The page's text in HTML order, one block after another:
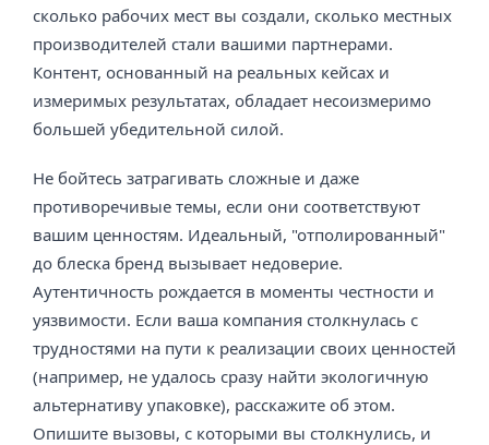
сколько рабочих мест вы создали, сколько местных
производителей стали вашими партнерами.
Контент, основанный на реальных кейсах и
измеримых результатах, обладает несоизмеримо
большей убедительной силой.
Не бойтесь затрагивать сложные и даже
противоречивые темы, если они соответствуют
вашим ценностям. Идеальный, "отполированный"
до блеска бренд вызывает недоверие.
Аутентичность рождается в моменты честности и
уязвимости. Если ваша компания столкнулась с
трудностями на пути к реализации своих ценностей
(например, не удалось сразу найти экологичную
альтернативу упаковке), расскажите об этом.
Опишите вызовы, с которыми вы столкнулись, и